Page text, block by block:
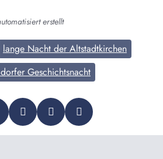
erstellt
lange Nacht der Altstadtkirchen
Geschichtsnacht